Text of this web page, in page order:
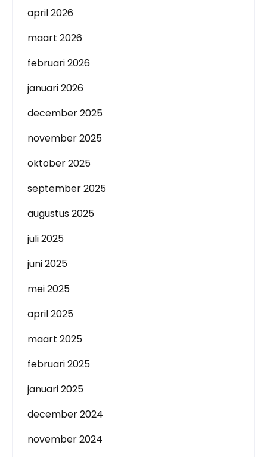
april 2026
maart 2026
februari 2026
januari 2026
december 2025
november 2025
oktober 2025
september 2025
augustus 2025
juli 2025
juni 2025
mei 2025
april 2025
maart 2025
februari 2025
januari 2025
december 2024
november 2024